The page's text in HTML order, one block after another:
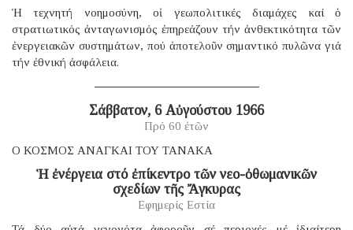
Ἡ τεχνητή νοημοσύνη, οἱ γεωπολιτικές διαμάχες καί ὁ
στρατιωτικός ἀνταγωνισμός ἐπηρεάζουν τήν ἀνθεκτικότητα τῶν
ἐνεργειακῶν συστημάτων, πού ἀποτελοῦν σημαντικό πυλῶνα γιά
τήν ἐθνική ἀσφάλεια.
Σάββατον, 6 Αὐγούστου 1966
Πρό 60 ἐτῶν
Ο ΚΟΣΜΟΣ ΑΝΑΓΚΑΙ ΤΟΥ ΤΑΝΑΚΑ
Ἡ ἐνέργεια στό ἐπίκεντρο τῶν νεο-ὀθωμανικῶν
σχεδίων τῆς Ἄγκυρας
Εφημερίς Εστία